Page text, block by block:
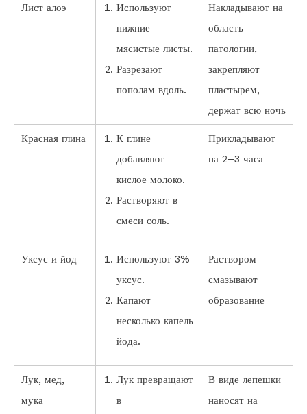
Лист алоэ
Используют
нижние
мясистые листы.
Разрезают
пополам вдоль.
Накладывают на
область
патологии,
закрепляют
пластырем,
держат всю ночь
Красная глина
К глине
добавляют
кислое молоко.
Растворяют в
смеси соль.
Прикладывают
на 2–3 часа
Уксус и йод
Используют 3%
уксус.
Капают
несколько капель
йода.
Раствором
смазывают
образование
Лук, мед,
мука
Лук превращают
в
В виде лепешки
наносят на